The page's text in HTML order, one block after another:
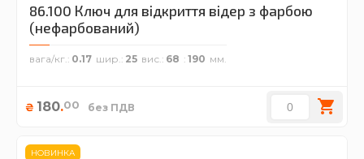
86.100 Ключ для відкриття відер з фарбою
(нефарбований)
вага/кг. 0.17 шир. 25 вис. 68 190
₴ 180.00 без ПДВ
НОВИНКА